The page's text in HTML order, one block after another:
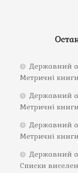
Державний
Метричні книги
Державний
Метричні книги
Державний
Метричні книги
Державний
Списки